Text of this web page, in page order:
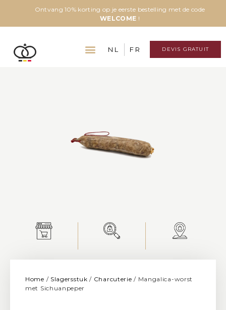
Ontvang 10% korting op je eerste bestelling met de code
WELCOME !
NL FR DEVIS GRATUIT
Home / Slagersstuk / Charcuterie / Mangalica-worst
met Sichuanpeper